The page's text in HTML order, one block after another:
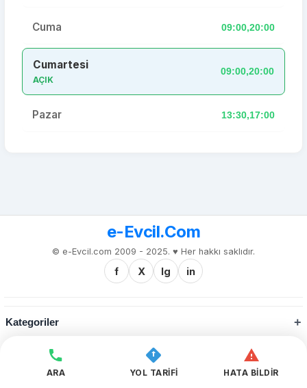
Cuma 09:00,20:00
Cumartesi
AÇIK
09:00,20:00
Pazar 13:30,17:00
ARA YOL TARİFİ HATA BİLDİR
e-Evcil.Com
© e-Evcil.com 2009 - 2025. ♥️ Her hakkı saklıdır.
f X Ig in
Kategoriler
Kurumsal